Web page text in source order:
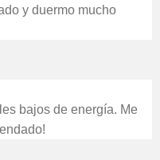
y duermo mucho
bajos de energía. Me